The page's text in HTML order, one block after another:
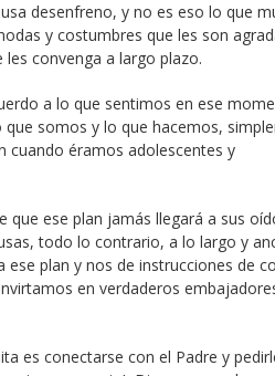
desenfreno, y no es eso lo que
y costumbres que les son
convenga a largo plazo.
a lo que sentimos en ese
somos y lo que hacemos,
cuando éramos adolescentes y
que ese plan jamás llegará a sus
todo lo contrario, a lo largo y
plan y nos de instrucciones de
en verdaderos
es conectarse con el Padre y